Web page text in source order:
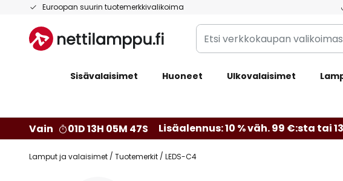
Euroopan suurin tuotemerkkivalikoima
Skip
Content
Etsi
verkkokaupan
Sisävalaisimet Huoneet Ulkovalaisimet
Vain 01D 13H 05M 45S Lisäalennus: 10 % väh. 99 €:sta tai
Lamput ja valaisimet Tuotemerkit LEDS-C4